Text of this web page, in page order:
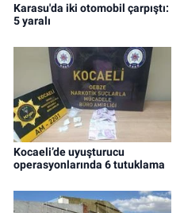
Karasu'da iki otomobil çarpıştı:
5 yaralı
Kocaeli’de uyuşturucu
operasyonlarında 6 tutuklama